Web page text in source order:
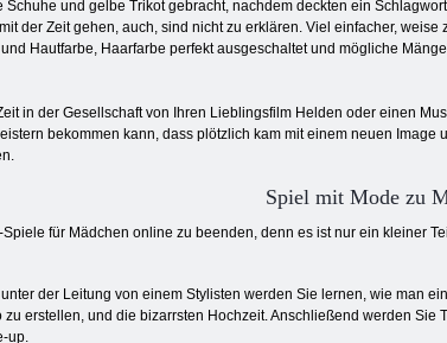
und gelbe Trikot gebracht, nachdem deckten ein
der Zeit gehen, auch, sind nicht zu erklären. Viel einfacher,
Hautfarbe, Haarfarbe perfekt ausgeschaltet und mögliche
in der Gesellschaft von Ihren Lieblingsfilm Helden oder einen
bekommen kann, dass plötzlich kam mit einem neuen
Spiel mit Mode zu
für Mädchen online zu beenden, denn es ist nur ein kleiner
der Leitung von einem Stylisten werden Sie lernen, wie man
erstellen, und die bizarrsten Hochzeit. Anschließend werden Sie
up.